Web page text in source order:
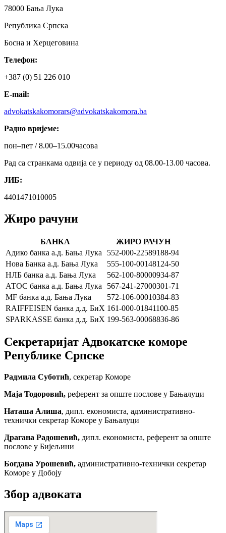
78000 Бања Лука
Република Српска
Босна и Херцеговина
Телефон:
+387 (0) 51 226 010
Е-mail:
advokatskakomorars@advokatskakomora.ba
Радно вријеме:
пон–пет / 8.00–15.00часова
Рад са странкама одвија се у периоду од 08.00-13.00 часова.
ЈИБ:
4401471010005
Жиро рачуни
БАНКА
ЖИРО РАЧУН
Адико банка а.д. Бања Лука
552-000-22589188-94
Нова Банка а.д. Бања Лука
555-100-00148124-50
НЛБ банка а.д. Бања Лука
562-100-80000934-87
АТОС банка а.д. Бања Лука
567-241-27000301-71
MF банка а.д. Бања Лука
572-106-00010384-83
RAIFFEISEN банка д.д. БиХ 161-000-01841100-85
SPARKASSE банка д.д. БиХ 199-563-00068836-86
Секретаријат Адвокатске коморе
Републике Српске
Радмила Суботић, секретар Коморе
Маја Тодоровић, референт за опште послове у Бањалуци
Наташа Алиша, дипл. економиста, административно-
технички секретар Коморе у Бањалуци
Драгана Радошевић, дипл. економиста, референт за опште
послове у Бијељини
Богдана Урошевић, административно-технички секретар
Коморе у Добоју
Збор адвоката